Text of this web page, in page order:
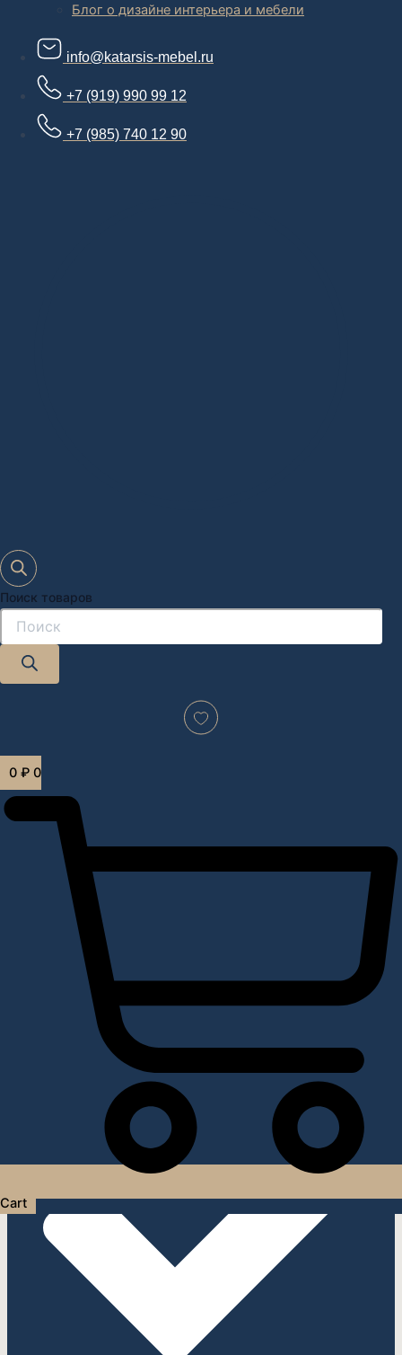
Блог о дизайне интерьера и мебели
info@katarsis-mebel.ru
+7 (919) 990 99 12
+7 (985) 740 12 90
Поиск товаров
0 ₽ 0
Cart
Дизайн-проект "под ключ" в Москве
Услуги дизайнера интерьера